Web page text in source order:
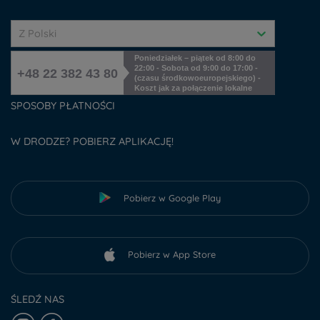
Z Polski
+48 22 382 43 80
Poniedziałek – piątek od 8:00 do
22:00 - Sobota od 9:00 do 17:00 -
(czasu środkowoeuropejskiego) -
Koszt jak za połączenie lokalne
SPOSOBY PŁATNOŚCI
W DRODZE? POBIERZ APLIKACJĘ!
Pobierz w Google Play
Pobierz w App Store
ŚLEDŹ NAS